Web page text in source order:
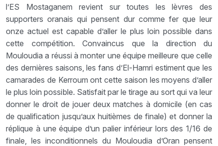
l’ES Mostaganem revient sur toutes les lèvres des
supporters oranais qui pensent dur comme fer que leur
onze actuel est capable d’aller le plus loin possible dans
cette compétition. Convaincus que la direction du
Mouloudia a réussi à monter une équipe meilleure que celle
des dernières saisons, les fans d’El-Hamri estiment que les
camarades de Kerroum ont cette saison les moyens d’aller
le plus loin possible. Satisfait par le tirage au sort qui va leur
donner le droit de jouer deux matches à domicile (en cas
de qualification jusqu’aux huitièmes de finale) et donner la
réplique à une équipe d’un palier inférieur lors des 1/16 de
finale, les inconditionnels du Mouloudia d’Oran pensent